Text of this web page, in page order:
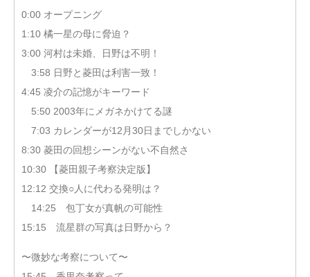
0:00 オープニング
1:10 橘一星の母に脅迫？
3:00 河村は未婚、日野は不明！
3:58 日野と菱田は利害一致！
4:45 凌介の記憶がキーワード
5:50 2003年にメガネかけてる謎
7:03 カレンダーが12月30日までしかない
8:30 菱田の回想シーンがない不自然さ
10:30 【菱田親子考察決定版】
12:12 交換○人に代わる発明は？
14:25 包丁女が真帆の可能性
15:15 流星群の写真は日野から？
〜微妙な考察について〜